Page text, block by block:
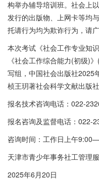
构举办辅导培训班。社会上
发行的出版物、上网卡等均
托请行为均为欺诈行为，请
本次考试《社会工作专业知
《社会工作综合能力(初级)
写组，中国社会出版社2025
桢王玥著社会科学文献出版
报名技术咨询电话：022-
报名咨询及监督电话：022-
咨询时间：工作日上午
天津市青少年事务社工管理
2025年6月20日